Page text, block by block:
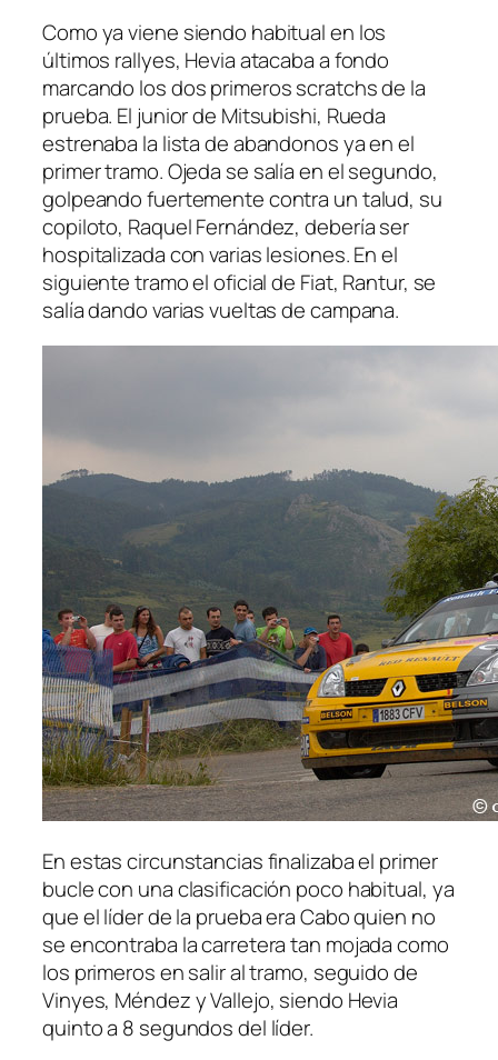
Como ya viene siendo habitual en los
últimos rallyes, Hevia atacaba a fondo
marcando los dos primeros scratchs de la
prueba. El junior de Mitsubishi, Rueda
estrenaba la lista de abandonos ya en el
primer tramo. Ojeda se salía en el segundo,
golpeando fuertemente contra un talud, su
copiloto, Raquel Fernández, debería ser
hospitalizada con varias lesiones. En el
siguiente tramo el oficial de Fiat, Rantur, se
salía dando varias vueltas de campana.
En estas circunstancias finalizaba el primer
bucle con una clasificación poco habitual, ya
que el líder de la prueba era Cabo quien no
se encontraba la carretera tan mojada como
los primeros en salir al tramo, seguido de
Vinyes, Méndez y Vallejo, siendo Hevia
quinto a 8 segundos del líder.